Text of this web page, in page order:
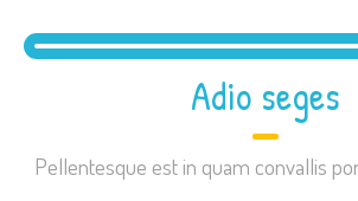
Adio seges
Pellentesque est in quam convallis